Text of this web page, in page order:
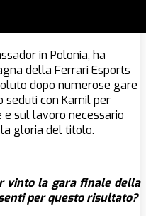
in Polonia, ha
della Ferrari Esports
dopo numerose gare
seduti con Kamil per
e sul lavoro necessario
gloria del titolo.
vinto la gara finale della
per questo risultato?